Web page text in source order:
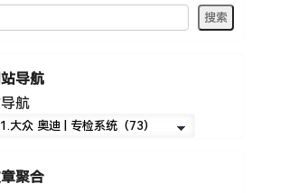
站导航
航
聚合